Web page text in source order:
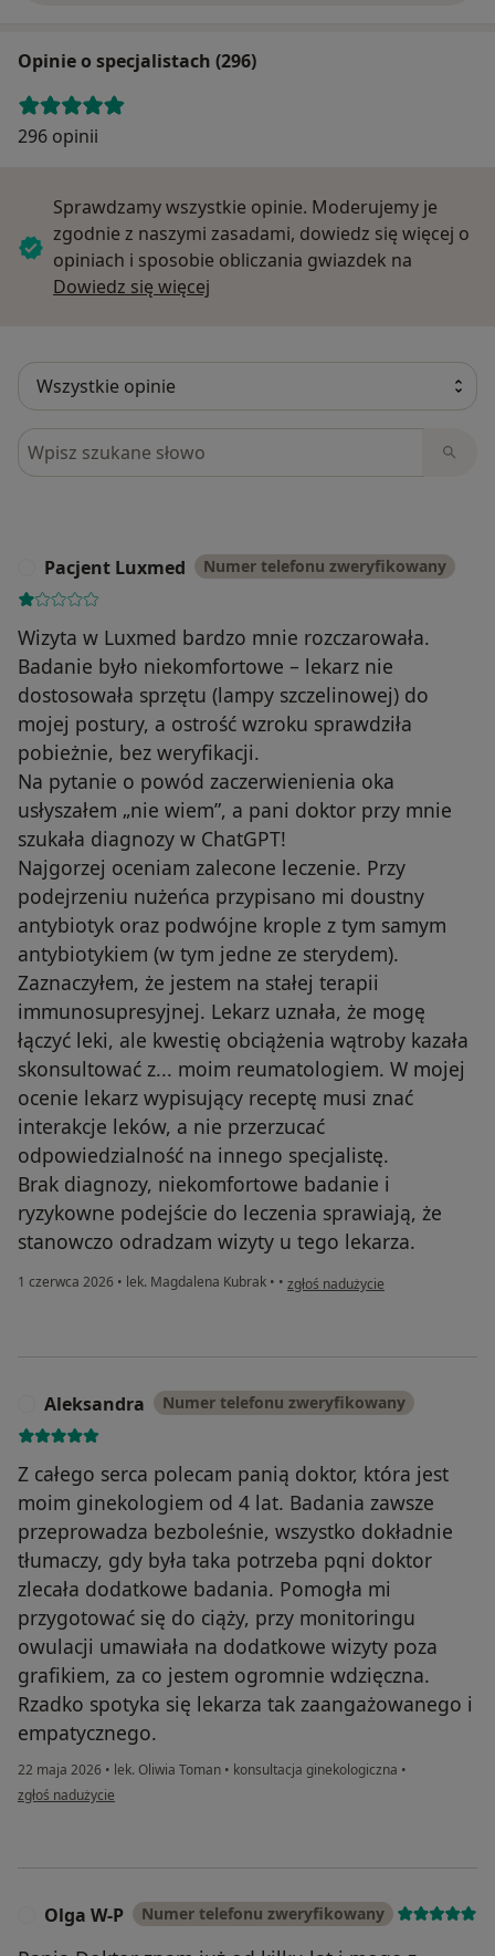
Opinie o specjalistach (296)
296 opinii
Sprawdzamy wszystkie opinie. Moderujemy je
zgodnie z naszymi zasadami, dowiedz się więcej o
opiniach i sposobie obliczania gwiazdek na
Dowiedz się więcej
Szukaj w opiniach
Pacjent Luxmed Numer telefonu zweryfikowany
Wizyta w Luxmed bardzo mnie rozczarowała.
Badanie było niekomfortowe – lekarz nie
dostosowała sprzętu (lampy szczelinowej) do
mojej postury, a ostrość wzroku sprawdziła
pobieżnie, bez weryfikacji.
Na pytanie o powód zaczerwienienia oka
usłyszałem „nie wiem”, a pani doktor przy mnie
szukała diagnozy w ChatGPT!
Najgorzej oceniam zalecone leczenie. Przy
podejrzeniu nużeńca przypisano mi doustny
antybiotyk oraz podwójne krople z tym samym
antybiotykiem (w tym jedne ze sterydem).
Zaznaczyłem, że jestem na stałej terapii
immunosupresyjnej. Lekarz uznała, że mogę
łączyć leki, ale kwestię obciążenia wątroby kazała
skonsultować z... moim reumatologiem. W mojej
ocenie lekarz wypisujący receptę musi znać
interakcje leków, a nie przerzucać
odpowiedzialność na innego specjalistę.
Brak diagnozy, niekomfortowe badanie i
ryzykowne podejście do leczenia sprawiają, że
stanowczo odradzam wizyty u tego lekarza.
1 czerwca 2026 • lek. Magdalena Kubrak • • w opinii użytkownika Pacjent
zgłoś nadużycie
Aleksandra Numer telefonu zweryfikowany
Z całego serca polecam panią doktor, która jest
moim ginekologiem od 4 lat. Badania zawsze
przeprowadza bezboleśnie, wszystko dokładnie
tłumaczy, gdy była taka potrzeba pqni doktor
zlecała dodatkowe badania. Pomogła mi
przygotować się do ciąży, przy monitoringu
owulacji umawiała na dodatkowe wizyty poza
grafikiem, za co jestem ogromnie wdzięczna.
Rzadko spotyka się lekarza tak zaangażowanego i
empatycznego.
22 maja 2026 • lek. Oliwia Toman • konsultacja ginekologiczna •
w opinii użytkownika Aleksandra
zgłoś nadużycie
Olga W-P Numer telefonu zweryfikowany